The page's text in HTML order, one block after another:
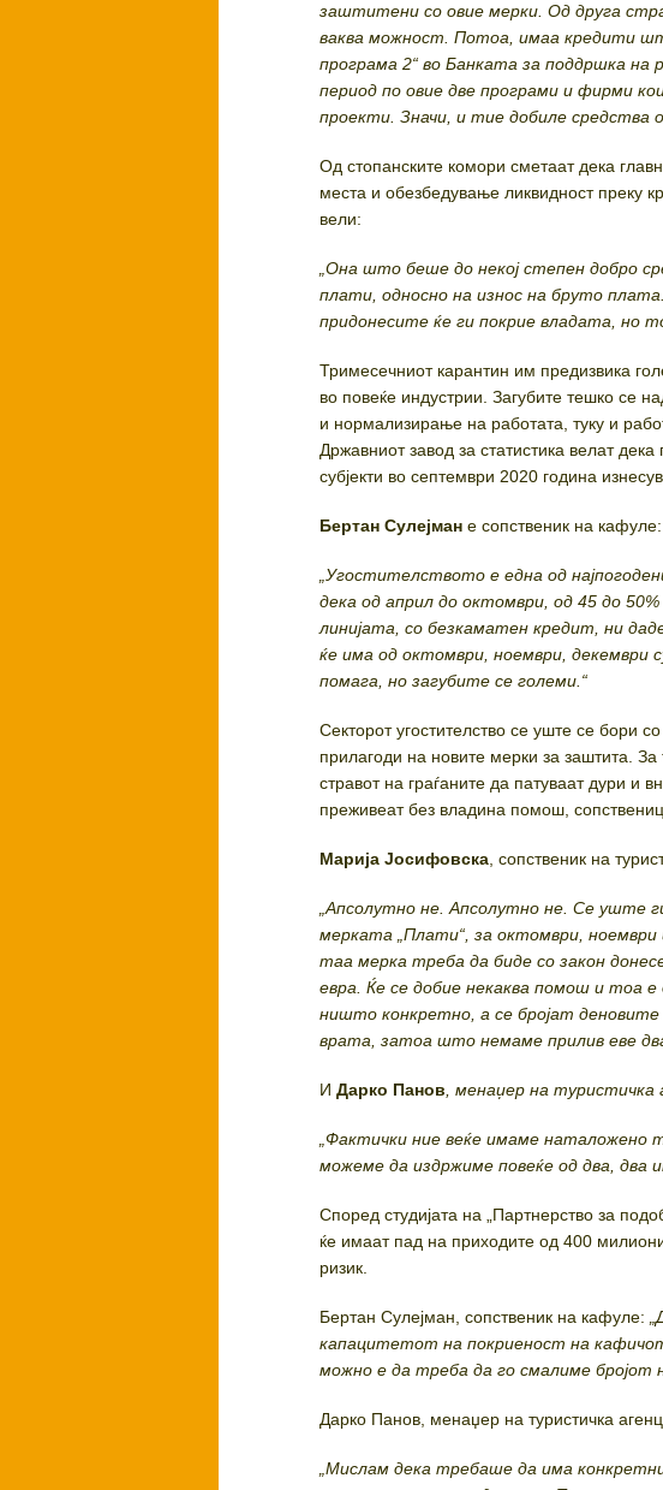
заштитени со овие мерки. Од друга
ваква можност. Потоа, имаа кредити
програма 2“ во Банката за поддршка на
период по овие две програми и фирми
проекти. Значи, и тие добиле средства
Од стопанските комори сметаат дека
места и обезбедување ликвидност преку
вели:
„Она што беше до некој степен добро
плати, односно на износ на бруто
придонесите ќе ги покрие владата, но
Тримесечниот карантин им предизвика
во повеќе индустрии. Загубите тешко се
и нормализирање на работата, туку и
Државниот завод за статистика велат
субјекти во септември 2020 година
Бертан Сулејмане сопственик на кафуле:
„Угостителството е една од
дека од април до октомври, од 45 до
линијата, со безкаматен кредит, ни
ќе има од октомври, ноември, декември
помага, но загубите се големи.“
Секторот угостителство се уште се бори
прилагоди на новите мерки за заштита.
стравот на граѓаните да патуваат дури
преживеат без владина помош,
Марија Јосифовска , сопственик на
„Апсолутно не. Апсолутно не. Се уште
мерката „Плати“, за октомври,
таа мерка треба да биде со закон
евра. Ќе се добие некаква помош и тоа
ништо конкретно, а се бројат
врата, затоа што немаме прилив еве
И Дарко Панов , менаџер на туристичка
„Фактички ние веќе имаме
можеме да издржиме повеќе од два, два
Според студијата на „Партнерство за
ќе имаат пад на приходите од 400
ризик.
Бертан Сулејман, сопственик на кафуле:
капацитетот на покриеност на
можно е да треба да го смалиме бројот
Дарко Панов, менаџер на туристичка
„Мислам дека требаше да има